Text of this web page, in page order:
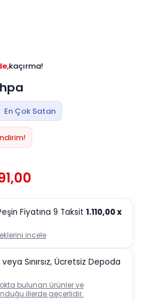
kaçırma!
En Çok Satan
Fiyatına 9 Taksit 1.110,00x
incele
veya Sınırsız, Ücretsiz Depoda
bulunan ürünler ve
illerde geçerlidir.